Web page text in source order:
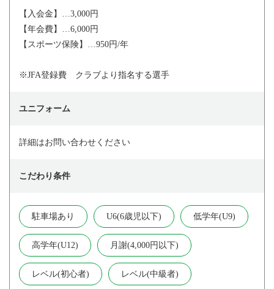
【入会金】…3,000円
【年会費】…6,000円
【スポーツ保険】…950円/年
※JFA登録費 クラブより指名する選手
ユニフォーム
詳細はお問い合わせください
こだわり条件
駐車場あり U6(6歳児以下) 低学年(U9)
高学年(U12) 月謝(4,000円以下)
レベル(初心者) レベル(中級者)